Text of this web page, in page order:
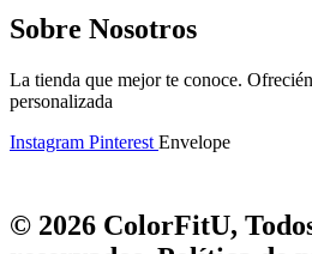
Sobre Nosotros
La tienda que mejor te conoce.
personalizada
Instagram Pinterest Envelope
© 2026 ColorFitU,